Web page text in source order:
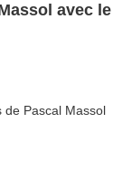
avec le